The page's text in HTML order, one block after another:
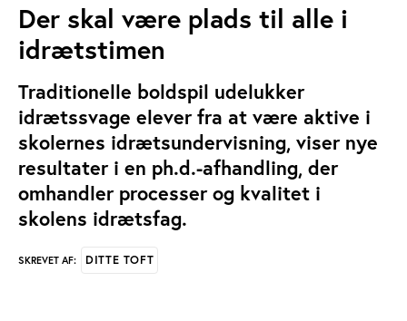
Der skal være plads til alle i
idrætstimen
Traditionelle boldspil udelukker
idrætssvage elever fra at være aktive i
skolernes idrætsundervisning, viser nye
resultater i en ph.d.-afhandling, der
omhandler processer og kvalitet i
skolens idrætsfag.
SKREVET AF: DITTE TOFT